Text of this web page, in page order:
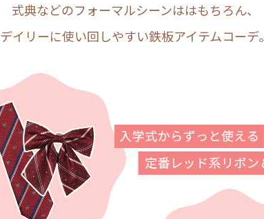
式典などのフォーマルシーンははもちろん、
デイリーに使い回しやすい鉄板アイテムコーデ。